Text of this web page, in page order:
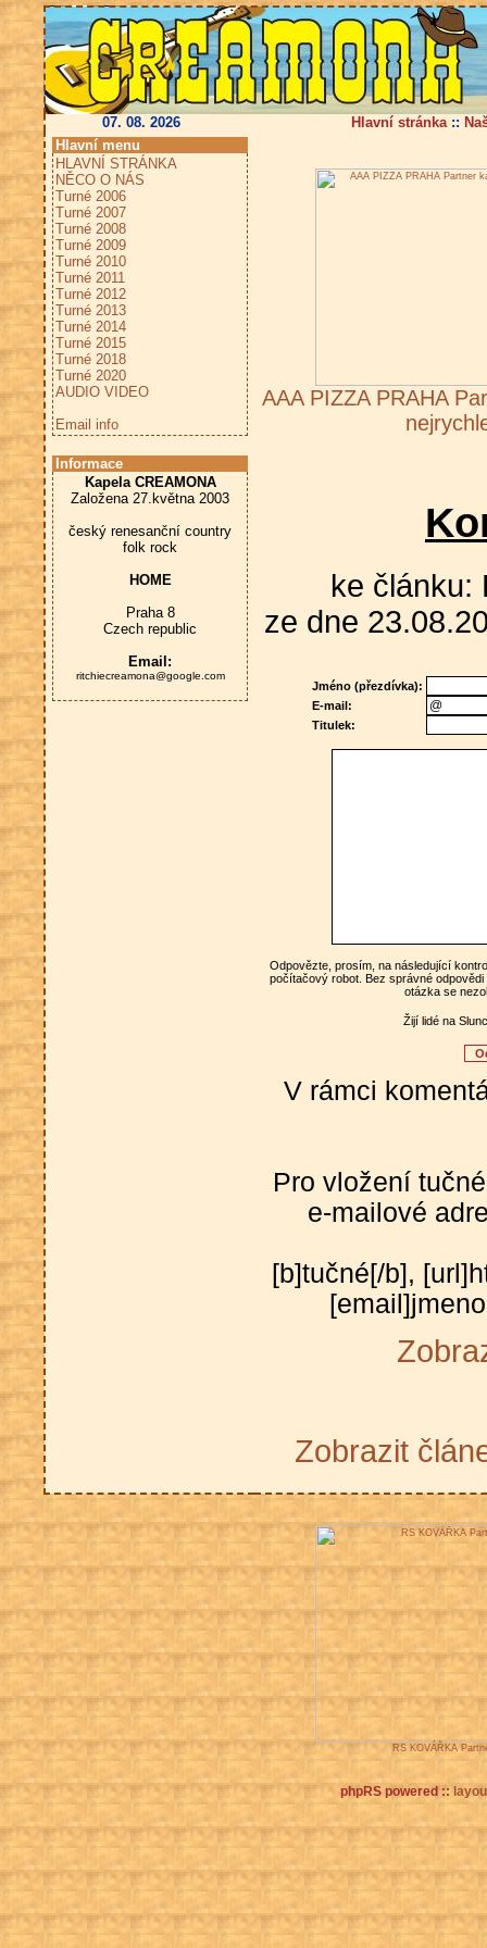
07. 08. 2026 Hlavní stránka::
Hlavní menu
HLAVNÍ STRÁNKA
NĚCO O NÁS
Turné 2006
Turné 2007
Turné 2008
Turné 2009
Turné 2010
Turné 2011
Turné 2012
Turné 2013
Turné 2014
Turné 2015
Turné 2018
Turné 2020
AUDIO VIDEO
Email info
Informace
Kapela CREAMONA
Založena 27.května 2003
český renesanční country
folk rock
HOME
Praha 8
Czech republic
Email:
ritchiecreamona@google.com
AAA PIZZA PRAHA
ke článku:
ze dne
Jméno (přezdívka):
E-mail:
Titulek:
Odpovězte, prosím, na následující
počítačový robot. Bez správné
otázka se
Žijí lidé na
V rámci
Pro vložení
e-mailové
[b]tučné[/b],
Zobrazit
RS KOVÁŘKA
phpRS powered ::